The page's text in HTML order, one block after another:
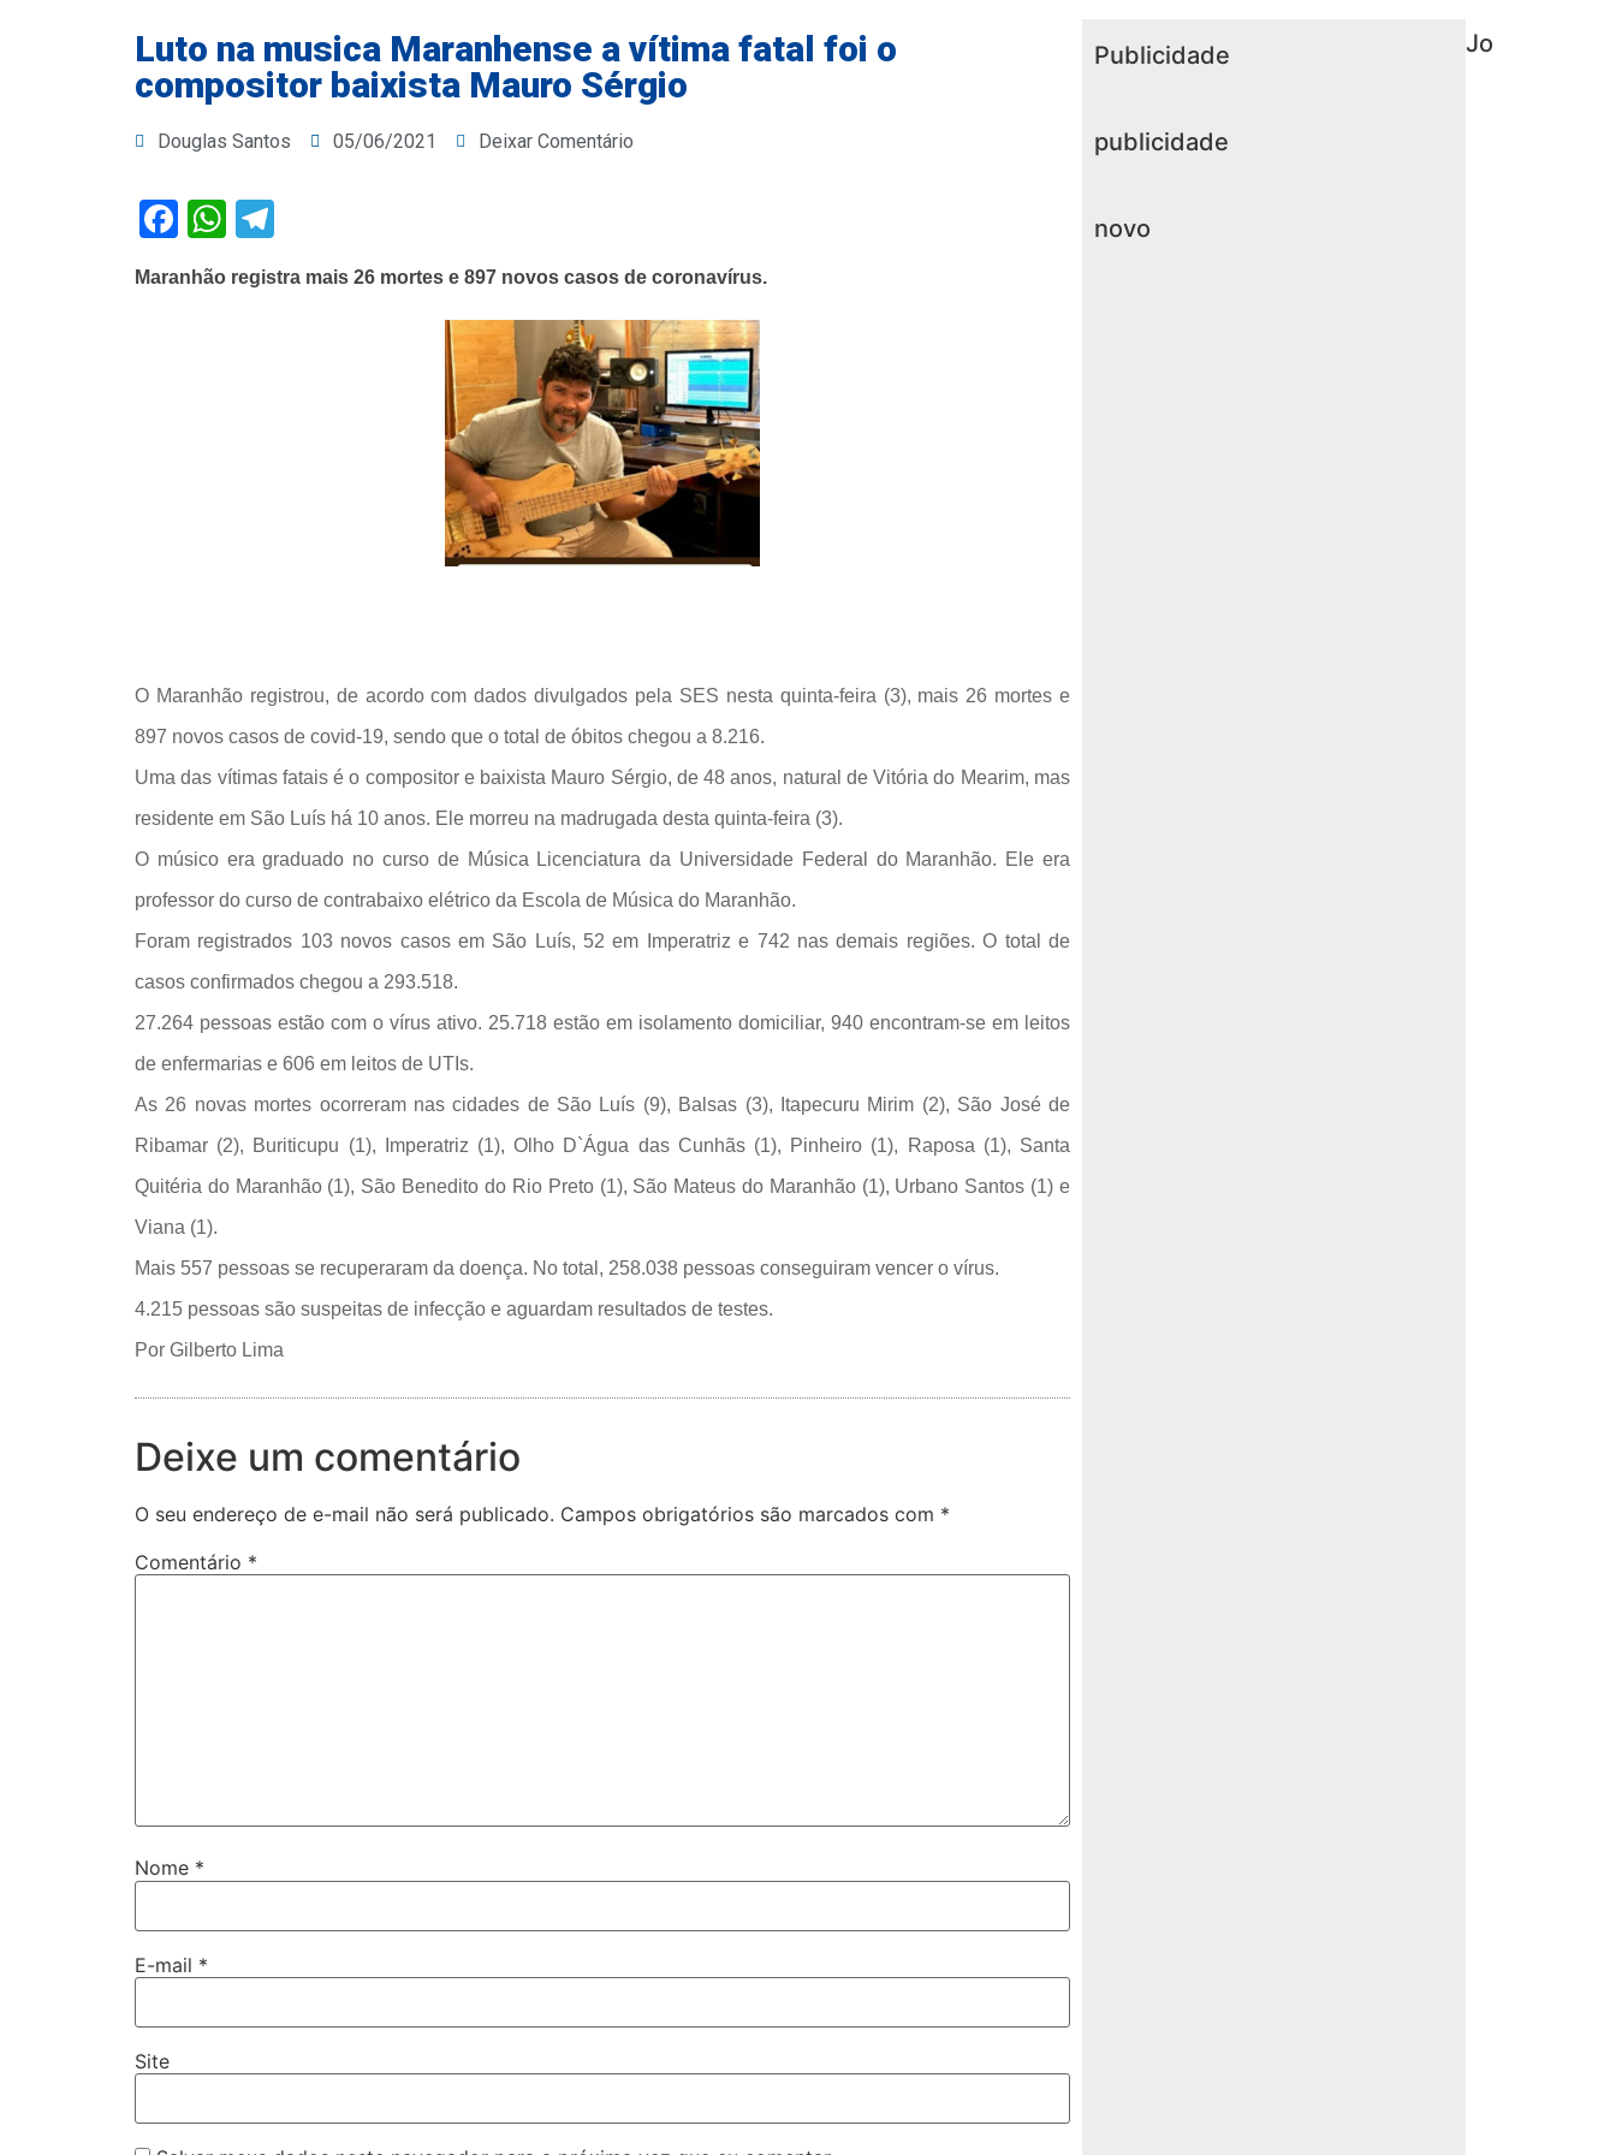
Luto na musica Maranhense a vítima fatal foi o
compositor baixista Mauro Sérgio
Douglas Santos 05/06/2021 Deixar Comentário
Facebook
WhatsApp
Maranhão registra mais 26 mortes e 897 novos casos de coronavírus.
O Maranhão registrou, de acordo com dados divulgados pela SES nesta quinta-feira (3), mais 26 mortes e
897 novos casos de covid-19, sendo que o total de óbitos chegou a 8.216.
Uma das vítimas fatais é o compositor e baixista Mauro Sérgio, de 48 anos, natural de Vitória do Mearim, mas
residente em São Luís há 10 anos. Ele morreu na madrugada desta quinta-feira (3).
O músico era graduado no curso de Música Licenciatura da Universidade Federal do Maranhão. Ele era
professor do curso de contrabaixo elétrico da Escola de Música do Maranhão.
Foram registrados 103 novos casos em São Luís, 52 em Imperatriz e 742 nas demais regiões. O total de
casos confirmados chegou a 293.518.
27.264 pessoas estão com o vírus ativo. 25.718 estão em isolamento domiciliar, 940 encontram-se em leitos
de enfermarias e 606 em leitos de UTIs.
As 26 novas mortes ocorreram nas cidades de São Luís (9), Balsas (3), Itapecuru Mirim (2), São José de
Ribamar (2), Buriticupu (1), Imperatriz (1), Olho D`Água das Cunhãs (1), Pinheiro (1), Raposa (1), Santa
Quitéria do Maranhão (1), São Benedito do Rio Preto (1), São Mateus do Maranhão (1), Urbano Santos (1) e
Viana (1).
Mais 557 pessoas se recuperaram da doença. No total, 258.038 pessoas conseguiram vencer o vírus.
4.215 pessoas são suspeitas de infecção e aguardam resultados de testes.
Por Gilberto Lima
Deixe um comentário
O seu endereço de e-mail não será publicado. Campos obrigatórios são marcados com *
Comentário *
Nome *
E-mail *
Site
Publicidade
publicidade
novo
Jo